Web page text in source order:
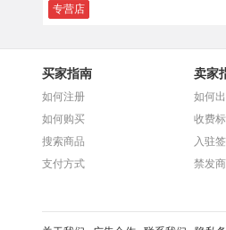
专营店
买家指南
如何注册
如何购买
搜索商品
支付方式
卖家
如何
收费
入驻
禁发